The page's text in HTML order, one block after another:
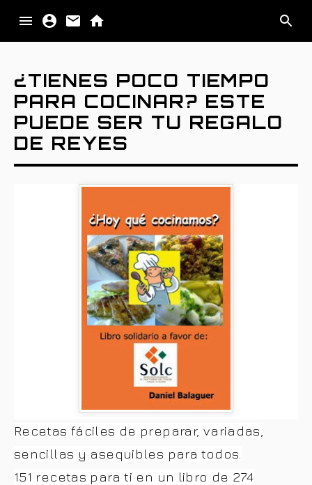
IMAGEN
MATERIA
IMPULSO
¿TIENES POCO TIEMPO
PARA COCINAR? ESTE
PUEDE SER TU REGALO
DE REYES
Recetas fáciles de preparar, variadas,
sencillas y asequibles para todos.
151 recetas para ti en un libro de 274